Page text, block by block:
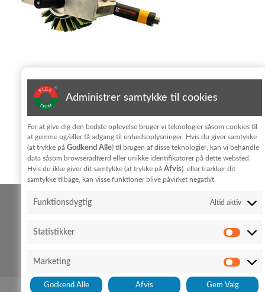
Tilmeld dig nyhedsbrevet
Jeg har læst og accepterer vilkårene for behandling af
personoplysninger i privatlivpolitik
KONTAKT
Administrer samtykke til cookies
For at give dig den bedste oplevelse bruger vi teknologier såsom cookies til
at gemme og/eller få adgang til enhedsoplysninger. Hvis du giver samtykke
(at trykke påGodkend Alle) til brugen af disse teknologier, kan vi behandle
data såsom browseradfærd eller unikke identifikatorer på dette websted.
Hvis du ikke giver dit samtykke (at trykke påAfvis) eller trækker dit
samtykke tilbage, kan visse funktioner blive påvirket negativt.
Funktionsdygtig Altid aktiv
Statistikker
Marketing
Godkend Alle Afvis Gem Valg